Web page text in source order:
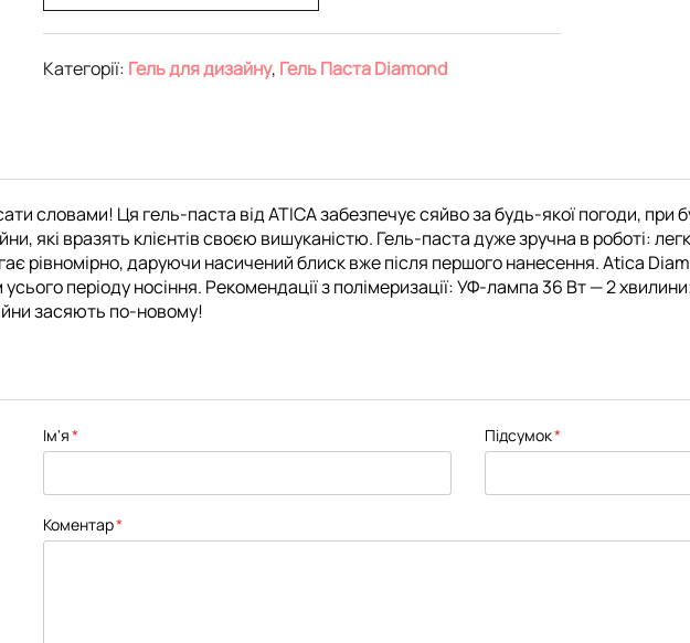
Категорії: Гель для дизайну, Гель Паста Diamond
словами! Ця гель-паста від ATICA забезпечує сяйво за будь-якої погоди, при
які вразять клієнтів своєю вишуканістю. Гель-паста дуже зручна в роботі:
рівномірно, даруючи насичений блиск вже після першого нанесення. Atica
періоду носіння. Рекомендації з полімеризації: УФ-лампа 36 Вт — 2
засяють по-новому!
Ім'я Підсумок
Коментар